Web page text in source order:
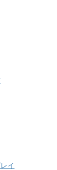
イ